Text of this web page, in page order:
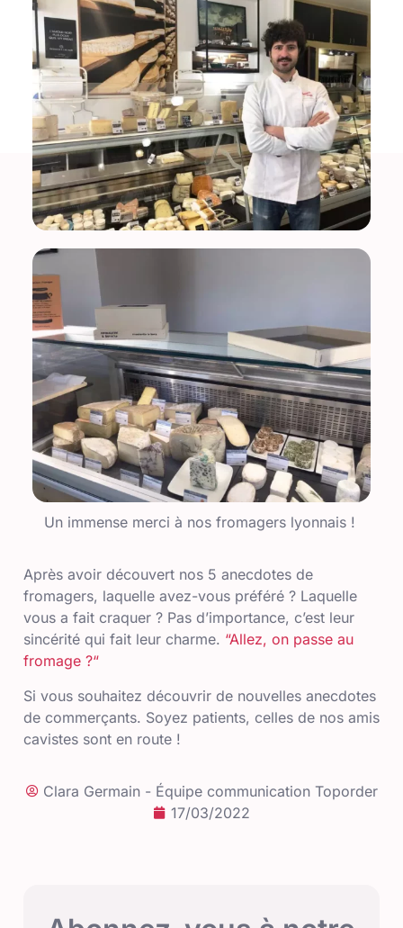
Un immense merci à nos fromagers lyonnais !
Après avoir découvert nos 5 anecdotes de
fromagers, laquelle avez-vous préféré ? Laquelle
vous a fait craquer ? Pas d’importance, c’est leur
sincérité qui fait leur charme. “Allez, on passe au
fromage ?“
Si vous souhaitez découvrir de nouvelles anecdotes
de commerçants. Soyez patients, celles de nos amis
cavistes sont en route !
Clara Germain - Équipe communication Toporder
17/03/2022